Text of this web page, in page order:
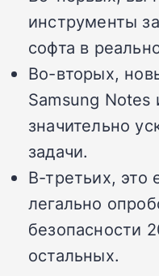
инструменты
софта в
Во-вторых,
Samsung Notes
значительно
задачи.
В-третьих, это
легально
безопасности
остальных.